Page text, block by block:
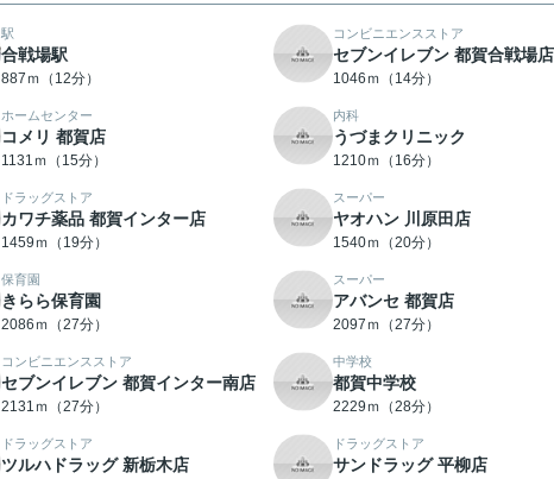
駅
合戦場駅
887ｍ（12分）
コンビニエンスストア
セブンイレブン 都賀合戦場店
1046ｍ（14分）
ホームセンター
コメリ 都賀店
1131ｍ（15分）
内科
うづまクリニック
1210ｍ（16分）
ドラッグストア
カワチ薬品 都賀インター店
1459ｍ（19分）
スーパー
ヤオハン 川原田店
1540ｍ（20分）
保育園
きらら保育園
2086ｍ（27分）
スーパー
アバンセ 都賀店
2097ｍ（27分）
コンビニエンスストア
セブンイレブン 都賀インター南店
2131ｍ（27分）
中学校
都賀中学校
2229ｍ（28分）
ドラッグストア
ツルハドラッグ 新栃木店
ドラッグストア
サンドラッグ 平柳店